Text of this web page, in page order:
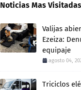
Noticias Mas Visitadas
Valijas
Ezeiza:
equipaje
agosto 04,
Triciclos